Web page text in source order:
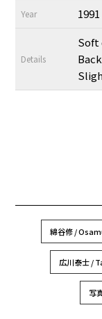
Year 1991
Details
Soft
綿谷修 /
広川泰士 /
写